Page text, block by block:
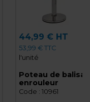
44,99 € HT
53,99 € TTC
l'unité
Poteau de
enrouleur
Code : 10961